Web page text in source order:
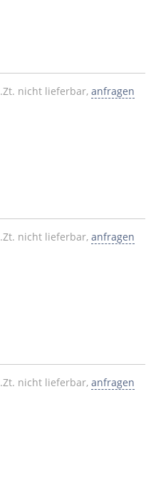
nicht lieferbar, anfragen
nicht lieferbar, anfragen
nicht lieferbar, anfragen